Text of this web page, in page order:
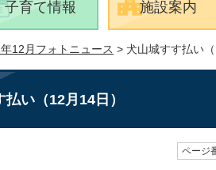
子育て情報 施設案内
12月フォトニュース > 犬山城すす払い（
い（12月14日）
ページ